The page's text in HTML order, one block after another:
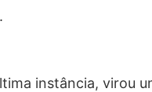
instância, virou